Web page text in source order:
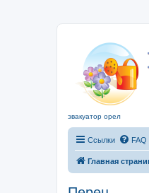
эвакуатор орел
Ссылки FAQ
Главная